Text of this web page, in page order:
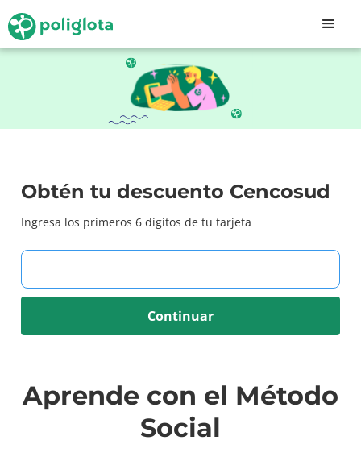
Obtén tu descuento Cencosud
Ingresa los primeros 6 dígitos de tu tarjeta
Aprende con el Método
Social